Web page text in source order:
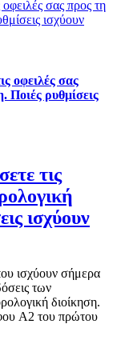
σας προς τη
ισχύουν
οφειλές σας
Ποιές ρυθμίσεις
τις
ισχύουν
ισχύουν σήμερα
των
διοίκηση.
A2 του πρώτου